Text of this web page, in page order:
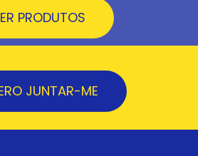
PRODUTOS
JUNTAR-ME